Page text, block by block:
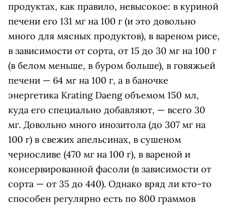
продуктах, как правило, невысокое: в куриной
печени его 131 мг на 100 г (и это довольно
много для мясных продуктов), в вареном рисе,
в зависимости от сорта, от 15 до 30 мг на 100 г
(в белом меньше, в буром больше), в говяжьей
печени — 64 мг на 100 г, а в баночке
энергетика Krating Daeng объемом 150 мл,
куда его специально добавляют, — всего 30
мг. Довольно много инозитола (до 307 мг на
100 г) в свежих апельсинах, в сушеном
черносливе (470 мг на 100 г), в вареной и
консервированной фасоли (в зависимости от
сорта — от 35 до 440). Однако вряд ли кто-то
способен регулярно есть по 800 граммов